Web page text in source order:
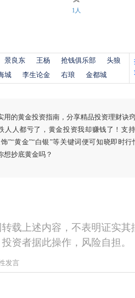
1人
景良东 王杨 抢钱俱乐部
头狼
城 李生论金 右琅 金都城
用的黄金投资指南，分享精品投资理财诀
人人都亏了，黄金投资我却赚钱了！支
”“黄金”“白银”等关键词便可知晓即时
想抄底黄金吗？
载上述内容，不表明证实
资者据此操作，风险自担。
发言